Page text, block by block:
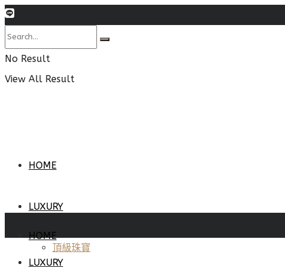
No Result
View All Result
HOME
LUXURY
頂級珠寶
HOME
LUXURY